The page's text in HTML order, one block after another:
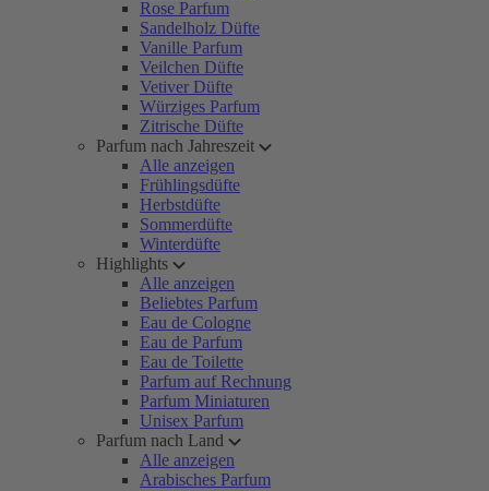
Rose Parfum
Sandelholz Düfte
Vanille Parfum
Veilchen Düfte
Vetiver Düfte
Würziges Parfum
Zitrische Düfte
Parfum nach Jahreszeit
Alle anzeigen
Frühlingsdüfte
Herbstdüfte
Sommerdüfte
Winterdüfte
Highlights
Alle anzeigen
Beliebtes Parfum
Eau de Cologne
Eau de Parfum
Eau de Toilette
Parfum auf Rechnung
Parfum Miniaturen
Unisex Parfum
Parfum nach Land
Alle anzeigen
Arabisches Parfum